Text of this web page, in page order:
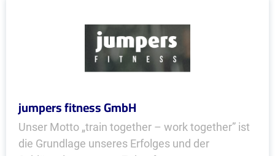
jumpers fitness GmbH
Unser Motto „train together – work together” ist
die Grundlage unseres Erfolges und der